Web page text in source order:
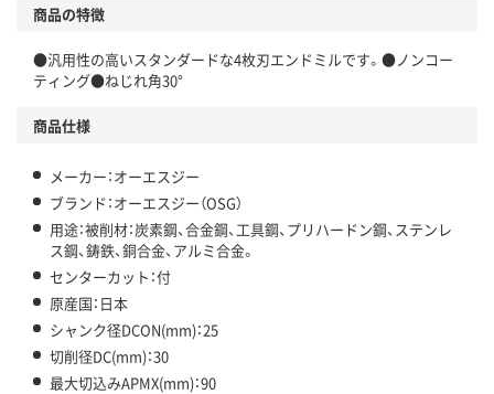
商品の特徴
●汎用性の高いスタンダードな4枚刃エンドミルです。●ノンコー
ティング●ねじれ角30°
商品仕様
メーカー：オーエスジー
ブランド：オーエスジー（OSG）
用途：被削材：炭素鋼、合金鋼、工具鋼、プリハードン鋼、ステンレ
ス鋼、鋳鉄、銅合金、アルミ合金。
センターカット：付
原産国：日本
シャンク径DCON(mm)：25
切削径DC(mm)：30
最大切込みAPMX(mm)：90